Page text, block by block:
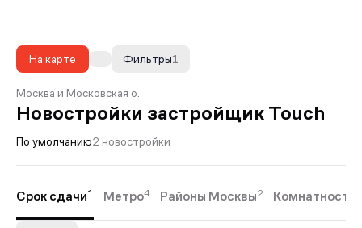
На карте 1
Фильтры
Москва и Московская о.
Новостройки застройщик Touch
По умолчанию2 новостройки
Срок сдачи1 Метро4 Районы Москвы2 Комнатность